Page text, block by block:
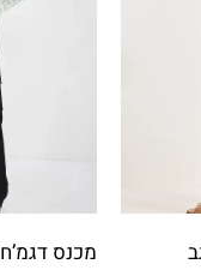
מכנס דגמ’ח